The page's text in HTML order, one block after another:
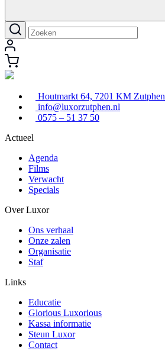
Houtmarkt 64, 7201 KM Zutphen
info@luxorzutphen.nl
0575 – 51 37 50
Actueel
Agenda
Films
Verwacht
Specials
Over Luxor
Ons verhaal
Onze zalen
Organisatie
Staf
Links
Educatie
Glorious Luxorious
Kassa informatie
Steun Luxor
Contact